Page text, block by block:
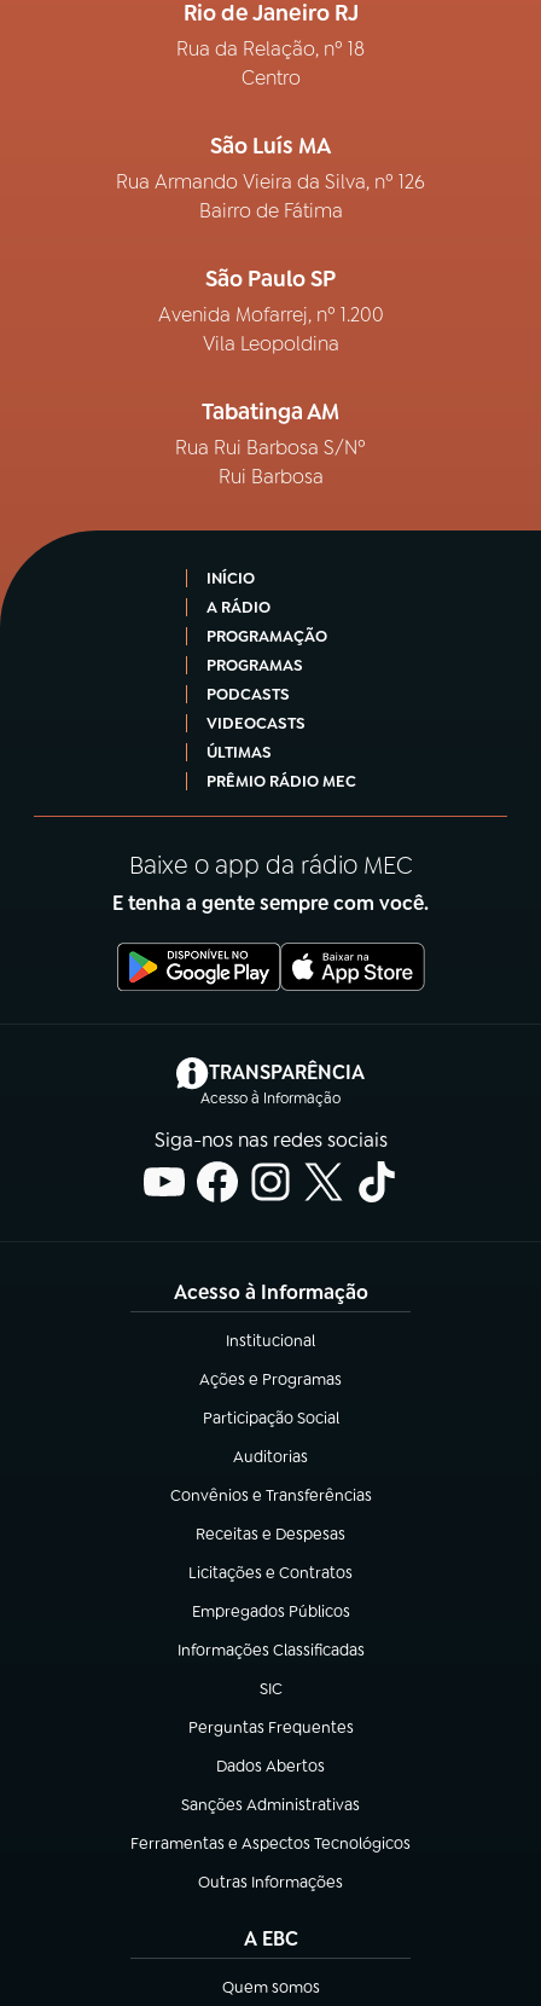
Rio de Janeiro RJ
Rua da Relação, nº 18
Centro
São Luís MA
Rua Armando Vieira da Silva, nº 126
Bairro de Fátima
São Paulo SP
Avenida Mofarrej, nº 1.200
Vila Leopoldina
Tabatinga AM
Rua Rui Barbosa S/Nº
Rui Barbosa
INÍCIO
A RÁDIO
PROGRAMAÇÃO
PROGRAMAS
PODCASTS
VIDEOCASTS
ÚLTIMAS
PRÊMIO RÁDIO MEC
Baixe o app da rádio MEC
E tenha a gente sempre com você.
TRANSPARÊNCIA
Acesso à Informação
(abre em nova aba)
Siga-nos nas redes sociais
Acesso à Informação
Institucional
(abre em nova aba)
Ações e Programas
(abre em nova aba)
Participação Social
(abre em nova aba)
Auditorias
(abre em nova aba)
Convênios e Transferências
(abre em nova aba)
Receitas e Despesas
(abre em nova aba)
Licitações e Contratos
(abre em nova aba)
Empregados Públicos
(abre em nova aba)
Informações Classificadas
(abre em nova aba)
SIC
(abre em nova aba)
Perguntas Frequentes
(abre em nova aba)
Dados Abertos
(abre em nova aba)
Sanções Administrativas
(abre em nova aba)
Ferramentas e Aspectos Tecnológicos
(abre em nova aba)
Outras Informações
(abre em nova aba)
A EBC
Quem somos
(abre em nova aba)